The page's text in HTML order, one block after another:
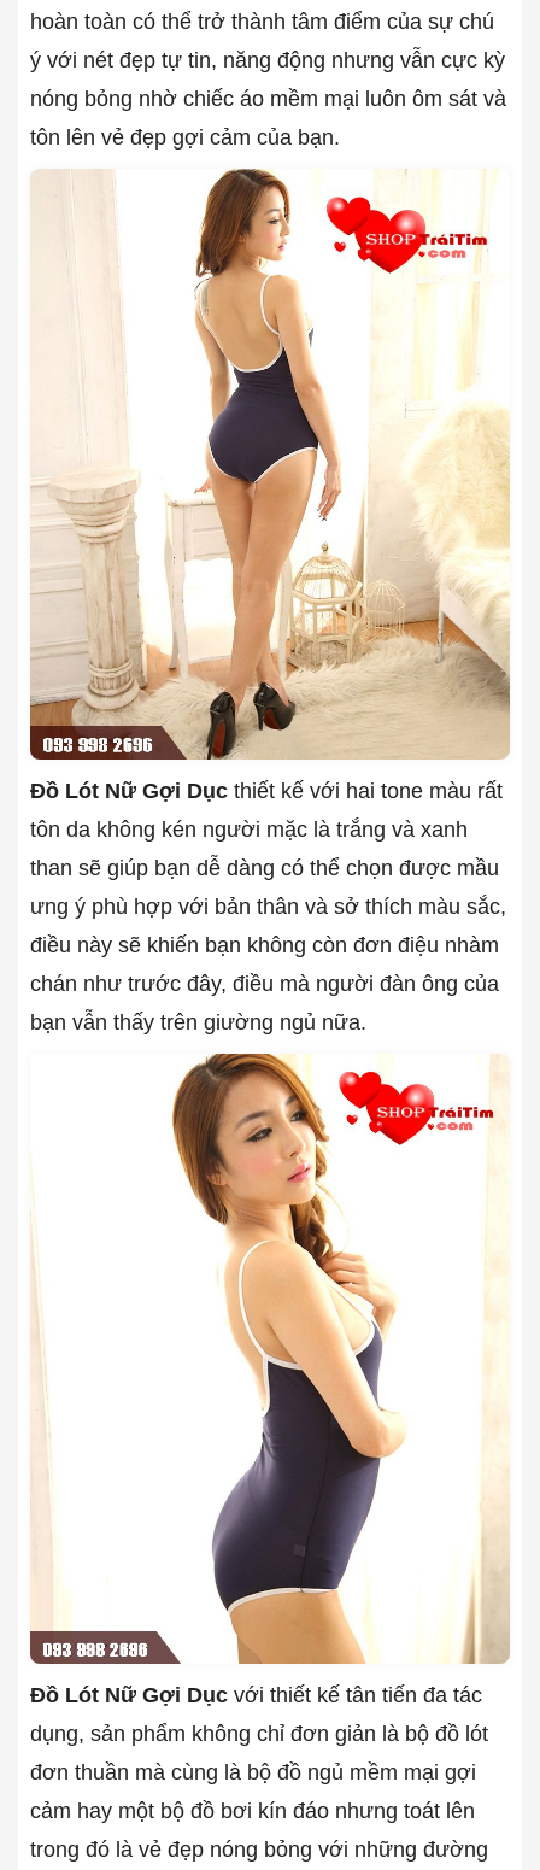
hoàn toàn có thể trở thành tâm điểm của sự chú
ý với nét đẹp tự tin, năng động nhưng vẫn cực kỳ
nóng bỏng nhờ chiếc áo mềm mại luôn ôm sát và
tôn lên vẻ đẹp gợi cảm của bạn.
Đồ Lót Nữ Gợi Dục thiết kế với hai tone màu rất
tôn da không kén người mặc là trắng và xanh
than sẽ giúp bạn dễ dàng có thể chọn được mầu
ưng ý phù hợp với bản thân và sở thích màu sắc,
điều này sẽ khiến bạn không còn đơn điệu nhàm
chán như trước đây, điều mà người đàn ông của
bạn vẫn thấy trên giường ngủ nữa.
Đồ Lót Nữ Gợi Dục với thiết kế tân tiến đa tác
dụng, sản phẩm không chỉ đơn giản là bộ đồ lót
đơn thuần mà cùng là bộ đồ ngủ mềm mại gợi
cảm hay một bộ đồ bơi kín đáo nhưng toát lên
trong đó là vẻ đẹp nóng bỏng với những đường